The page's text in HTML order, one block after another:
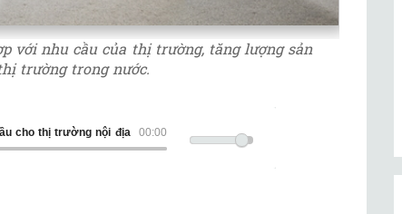
với nhu cầu của thị trường, tăng lượng sản
trường trong nước.
00:00
dầu cho thị trường nội địa